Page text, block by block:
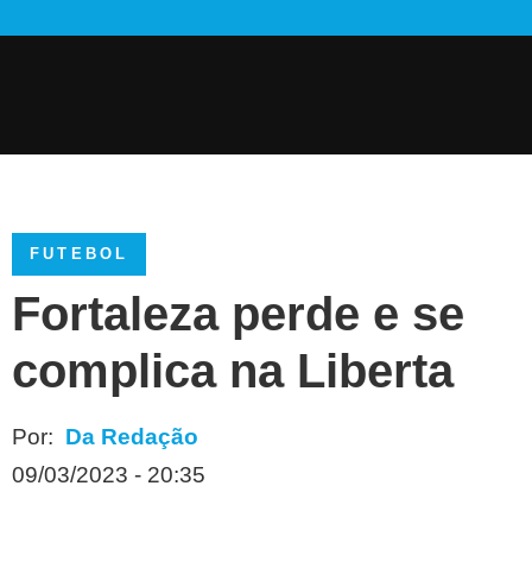
FUTEBOL
Fortaleza perde e se
complica na Liberta
Por: Da Redação
09/03/2023 - 20:35